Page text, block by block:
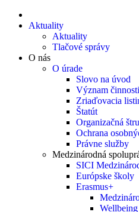
Aktuality
Aktuality
Tlačové správy
O nás
O úrade
Slovo na úvod
Význam
Zriaďovacia
Štatút
Organizačná
Ochrana
Právne služby
Medzinárodná
SICI
Európske školy
Erasmus+